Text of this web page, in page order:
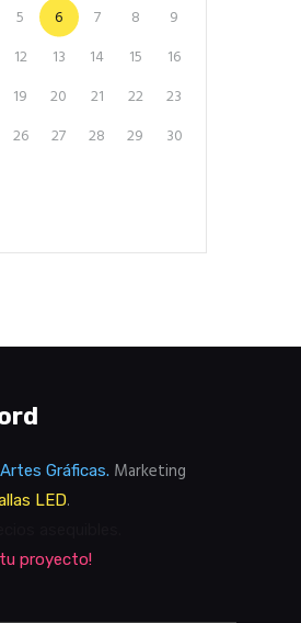
5 6 7 8
9
12 13 14 15
16
19 20 21 22
23
26 27 28 29
30
Gráficas. Marketing
LED.
proyecto!